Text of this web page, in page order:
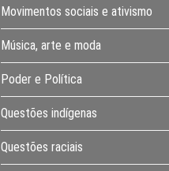
Movimentos sociais e ativismo
Música, arte e moda
Poder e Política
Questões indígenas
Questões raciais